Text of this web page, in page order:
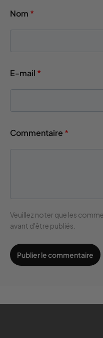
Nom *
E-mail *
Commentaire *
Veuillez noter que les
avant d'être publiés.